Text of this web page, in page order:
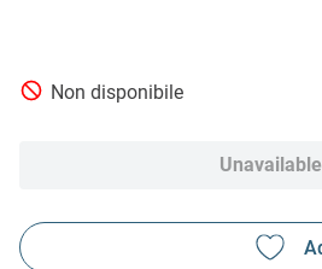
Non disponibile
Unavailable